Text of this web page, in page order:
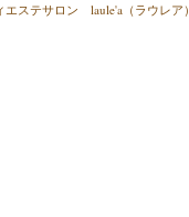
ステサロン laule'a（ラウレア）